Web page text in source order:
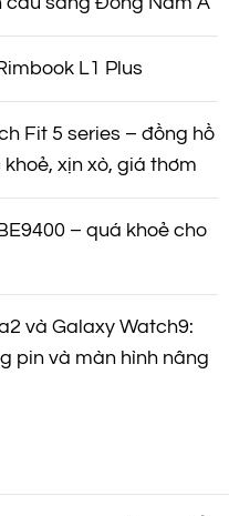
L1 Plus
Fit 5 series – đồng hồ
xịn xò, giá thơm
– quá khoẻ cho
và Galaxy Watch9:
pin và màn hình nâng